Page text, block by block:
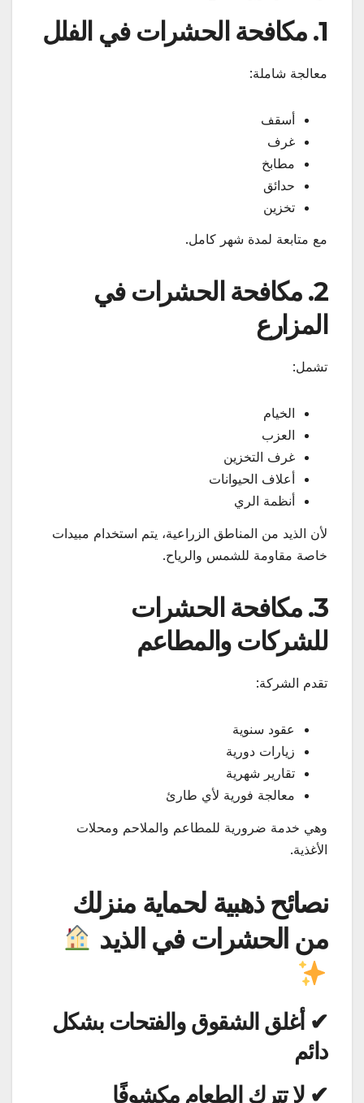
1. مكافحة الحشرات في الفلل
معالجة شاملة:
أسقف
غرف
مطابخ
حدائق
تخزين
مع متابعة لمدة شهر كامل.
2. مكافحة الحشرات في
المزارع
تشمل:
الخيام
العزب
غرف التخزين
أعلاف الحيوانات
أنظمة الري
لأن الذيد من المناطق الزراعية، يتم استخدام مبيدات
خاصة مقاومة للشمس والرياح.
3. مكافحة الحشرات
للشركات والمطاعم
تقدم الشركة:
عقود سنوية
زيارات دورية
تقارير شهرية
معالجة فورية لأي طارئ
وهي خدمة ضرورية للمطاعم والملاحم ومحلات
الأغذية.
نصائح ذهبية لحماية منزلك
من الحشرات في الذيد
✔ أغلق الشقوق والفتحات بشكل
دائم
✔ لا تترك الطعام مكشوفًا